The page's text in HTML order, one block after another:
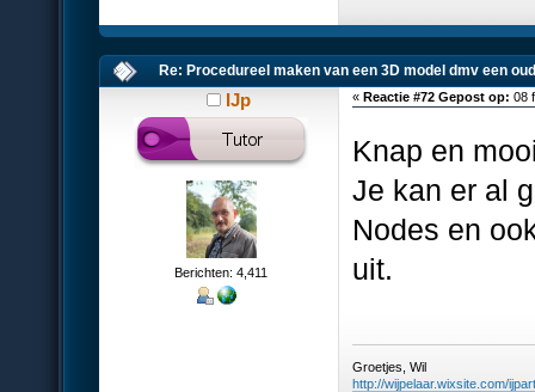
Re: Procedureel maken van een 3D model dmv een
IJp
Berichten: 4,411
« Reactie #72 Gepost op: 08
Knap en
Je kan er al
Nodes en
uit.
Groetjes, Wil
http://wijpelaar.wixsite.com/